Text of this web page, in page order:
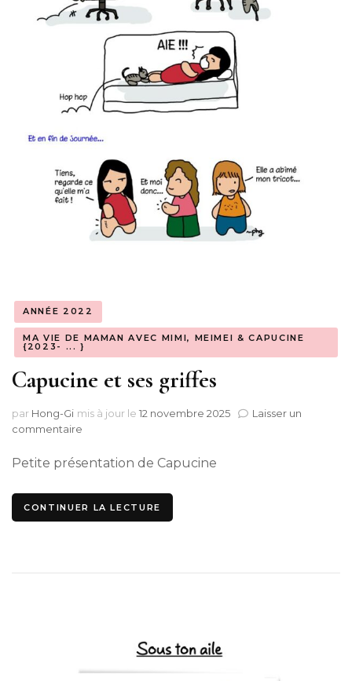
ANNÉE 2022
MA VIE DE MAMAN AVEC MIMI, MEIMEI & CAPUCINE
{2023- ... }
Capucine et ses griffes
par Hong-Gi mis à jour le 12 novembre 2025
Laisser un
commentaire
et
griffes
Petite présentation de Capucine
CONTINUER LA LECTURE